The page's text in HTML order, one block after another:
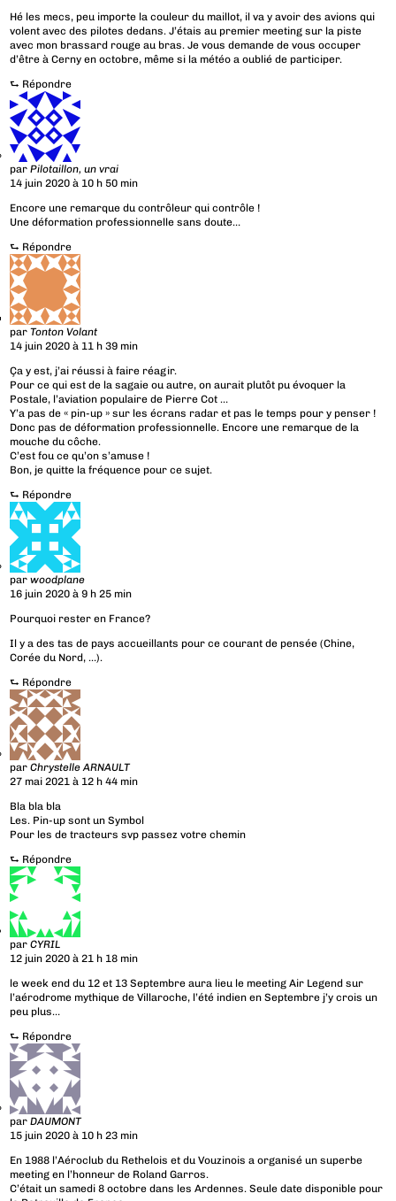
Hé les mecs, peu importe la couleur du maillot, il va y avoir des avions qui
volent avec des pilotes dedans. J’étais au premier meeting sur la piste
avec mon brassard rouge au bras. Je vous demande de vous occuper
d’être à Cerny en octobre, même si la météo a oublié de participer.
⮑ Répondre
parPilotaillon, un vrai
14 juin 2020 à 10 h 50 min
Encore une remarque du contrôleur qui contrôle !
Une déformation professionnelle sans doute…
⮑ Répondre
parTonton Volant
14 juin 2020 à 11 h 39 min
Ça y est, j’ai réussi à faire réagir.
Pour ce qui est de la sagaie ou autre, on aurait plutôt pu évoquer la
Postale, l’aviation populaire de Pierre Cot …
Y’a pas de « pin-up » sur les écrans radar et pas le temps pour y penser !
Donc pas de déformation professionnelle. Encore une remarque de la
mouche du côche.
C’est fou ce qu’on s’amuse !
Bon, je quitte la fréquence pour ce sujet.
⮑ Répondre
parwoodplane
16 juin 2020 à 9 h 25 min
Pourquoi rester en France?
Il y a des tas de pays accueillants pour ce courant de pensée (Chine,
Corée du Nord, …).
⮑ Répondre
parChrystelle ARNAULT
27 mai 2021 à 12 h 44 min
Bla bla bla
Les. Pin-up sont un Symbol
Pour les de tracteurs svp passez votre chemin
⮑ Répondre
parCYRIL
12 juin 2020 à 21 h 18 min
le week end du 12 et 13 Septembre aura lieu le meeting Air Legend sur
l’aérodrome mythique de Villaroche, l’été indien en Septembre j’y crois un
peu plus…
⮑ Répondre
parDAUMONT
15 juin 2020 à 10 h 23 min
En 1988 l’Aéroclub du Rethelois et du Vouzinois a organisé un superbe
meeting en l’honneur de Roland Garros.
C’était un samedi 8 octobre dans les Ardennes. Seule date disponible pour